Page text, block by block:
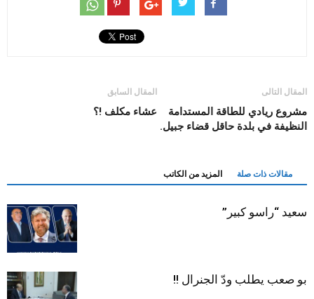
المقال السابق
عشاء مكلف !؟
المقال التالى
مشروع ريادي للطاقة المستدامة
النظيفة في بلدة حاقل قضاء جبيل.
مقالات ذات صلة المزيد من الكاتب
سعيد “راسو كبير”
بو صعب يطلب ودّ الجنرال !!